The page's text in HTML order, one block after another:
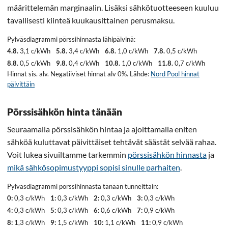
määrittelemän marginaalin. Lisäksi sähkötuotteeseen kuuluu
tavallisesti kiinteä kuukausittainen perusmaksu.
Pylväsdiagrammi pörssihinnasta lähipäivinä:
4.8.3,1 c/kWh 5.8.3,4 c/kWh 6.8. 1,0 c/kWh 7.8.0,5 c/kWh
8.8.0,5 c/kWh 9.8.0,4 c/kWh 10.8. 1,0 c/kWh 11.8.0,7 c/kWh
Hinnat sis. alv. Negatiiviset hinnat alv 0%. Lähde: Nord Pool hinnat
päivittäin
Pörssisähkön hinta tänään
Seuraamalla pörssisähkön hintaa ja ajoittamalla eniten
sähköä kuluttavat päivittäiset tehtävät säästät selvää rahaa.
Voit lukea sivuiltamme tarkemmin pörssisähkön hinnasta ja
mikä sähkösopimustyyppi sopisi sinulle parhaiten
Pylväsdiagrammi pörssihinnasta tänään tunneittain:
0:0,3 c/kWh 1:0,3 c/kWh 2:0,3 c/kWh 3:0,3 c/kWh
4:0,3 c/kWh 5:0,3 c/kWh 6:0,6 c/kWh 7:0,9 c/kWh
8: 1,3 c/kWh 9: 1,5 c/kWh 10: 1,1 c/kWh 11:0,9 c/kWh